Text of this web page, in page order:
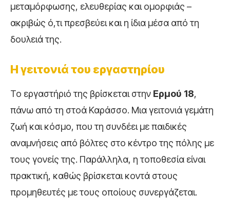
μεταμόρφωσης, ελευθερίας και ομορφιάς –
ακριβώς ό,τι πρεσβεύει και η ίδια μέσα από τη
δουλειά της.
Η γειτονιά του εργαστηρίου
Το εργαστήριό της βρίσκεται στην Ερμού 18,
πάνω από τη στοά Καράσσο. Μια γειτονιά γεμάτη
ζωή και κόσμο, που τη συνδέει με παιδικές
αναμνήσεις από βόλτες στο κέντρο της πόλης με
τους γονείς της. Παράλληλα, η τοποθεσία είναι
πρακτική, καθώς βρίσκεται κοντά στους
προμηθευτές με τους οποίους συνεργάζεται.